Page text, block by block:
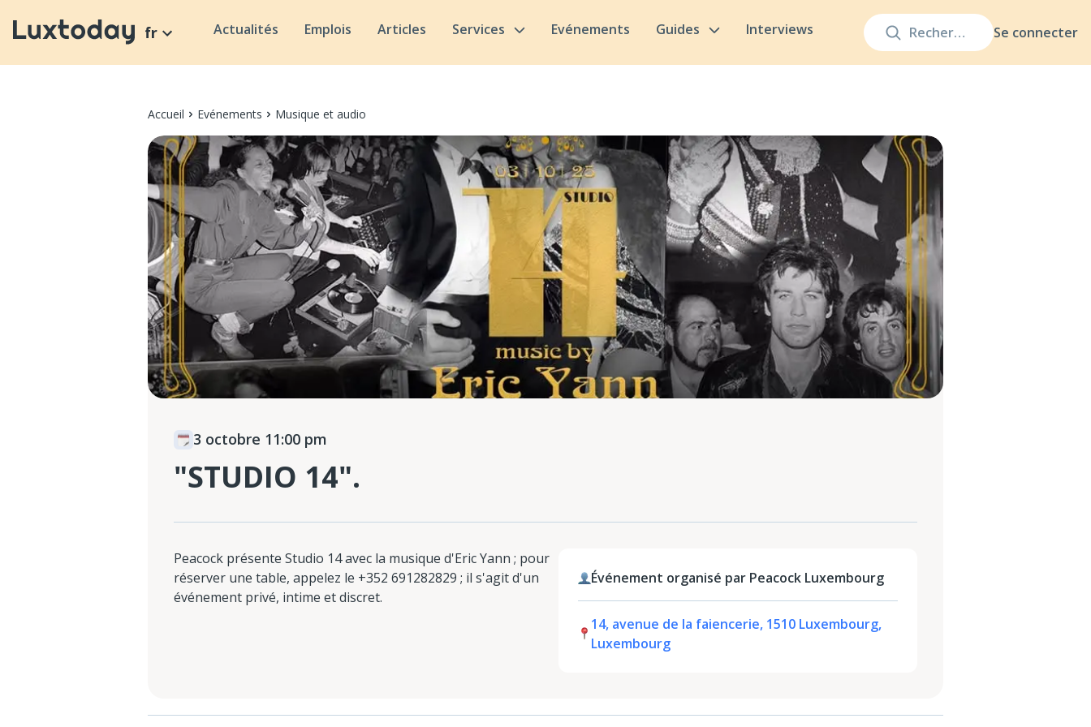
Se connecter
fr Actualités Emplois Articles Services Evénements Guides Interviews
Accueil Evénements Musique et audio
3 octobre 11:00 pm
"STUDIO 14".
Peacock présente Studio 14 avec la musique d'Eric Yann ; pour
réserver une table, appelez le +352 691282829 ; il s'agit d'un
événement privé, intime et discret.
Événement organisé par Peacock Luxembourg
14, avenue de la faiencerie, 1510 Luxembourg,
Luxembourg